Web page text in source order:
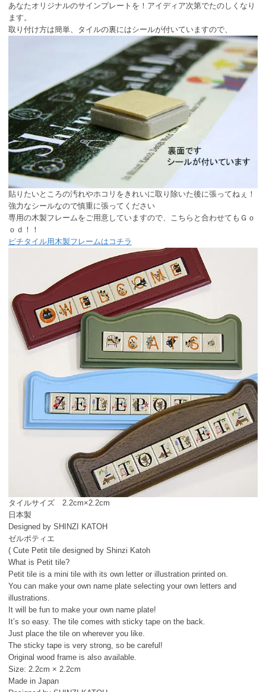
あなたオリジナルのサインプレートを！アイディア次第でたのしくなり
ます。
取り付け方は簡単、タイルの裏にはシールが付いていますので、
貼りたいところの汚れやホコリをきれいに取り除いた後に張ってねぇ！
強力なシールなので慎重に張ってください
専用の木製フレームをご用意していますので、こちらと合わせてもＧｏ
ｏｄ！！
ピチタイル用木製フレームはコチラ
タイルサイズ 2.2cm×2.2cm
日本製
Designed by SHINZI KATOH
ゼルポティエ
( Cute Petit tile designed by Shinzi Katoh
What is Petit tile?
Petit tile is a mini tile with its own letter or illustration printed on.
You can make your own name plate selecting your own letters and
illustrations.
It will be fun to make your own name plate!
It’s so easy. The tile comes with sticky tape on the back.
Just place the tile on wherever you like.
The sticky tape is very strong, so be careful!
Original wood frame is also available.
Size: 2.2cm × 2.2cm
Made in Japan